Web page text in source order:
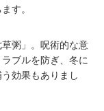
す。
粥」。呪術的な意
ブルを防ぎ、冬に
効果もありまし